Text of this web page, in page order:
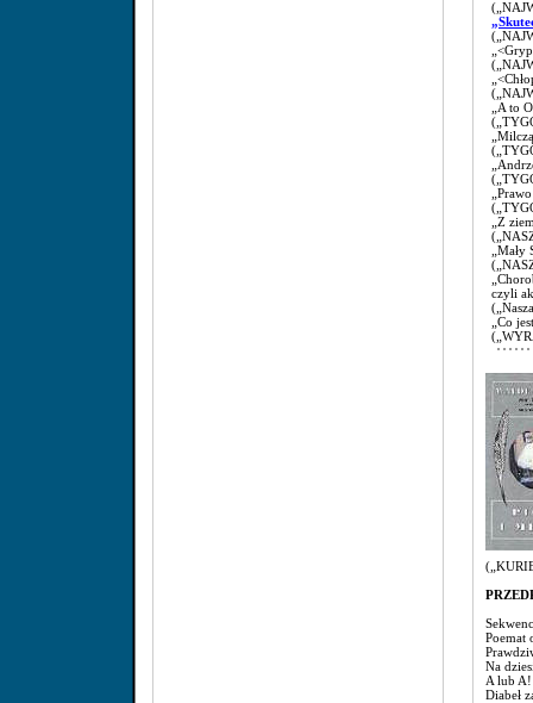
„A to
„Z
czyli
„Co
Poemat
Na
A lub A!
Diabeł